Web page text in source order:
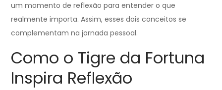
um momento de reflexão para entender o que
realmente importa. Assim, esses dois conceitos se
complementam na jornada pessoal.
Como o Tigre da Fortuna
Inspira Reflexão